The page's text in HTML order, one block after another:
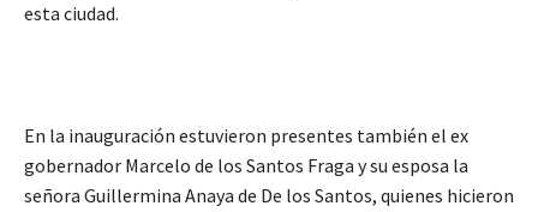
esta ciudad.
En la inauguración estuvieron presentes también el ex
gobernador Marcelo de los Santos Fraga y su esposa la
señora Guillermina Anaya de De los Santos, quienes hicieron